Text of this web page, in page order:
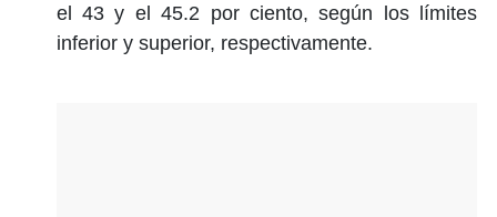
el 43 y el 45.2 por ciento, según los límites
inferior y superior, respectivamente.